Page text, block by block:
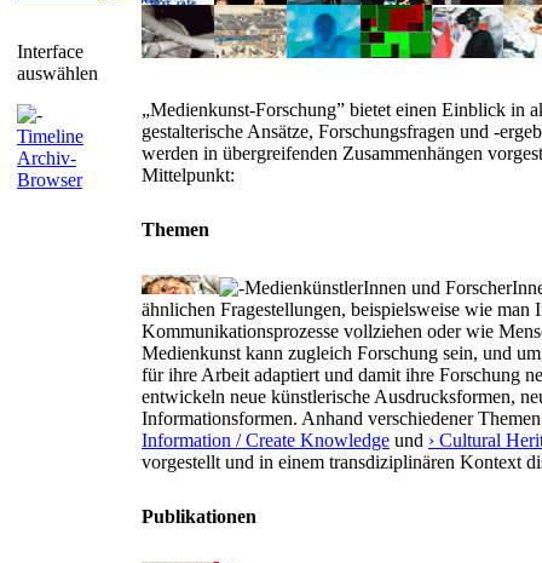
Interface
auswählen
Timeline
Archiv-
Browser
„Medienkunst-Forschung” bietet einen Einblick in
gestalterische Ansätze, Forschungsfragen und -
werden in übergreifenden Zusammenhängen
Mittelpunkt:
Themen
MedienkünstlerInnen und
ähnlichen Fragestellungen, beispielsweise wie
Kommunikationsprozesse vollziehen oder wie
Medienkunst kann zugleich Forschung sein, und
für ihre Arbeit adaptiert und damit ihre Forschung
entwickeln neue künstlerische Ausdrucksformen,
Informationsformen. Anhand verschiedener
Information / Create Knowledge und › Cultural
vorgestellt und in einem transdiziplinären Kontext
Publikationen